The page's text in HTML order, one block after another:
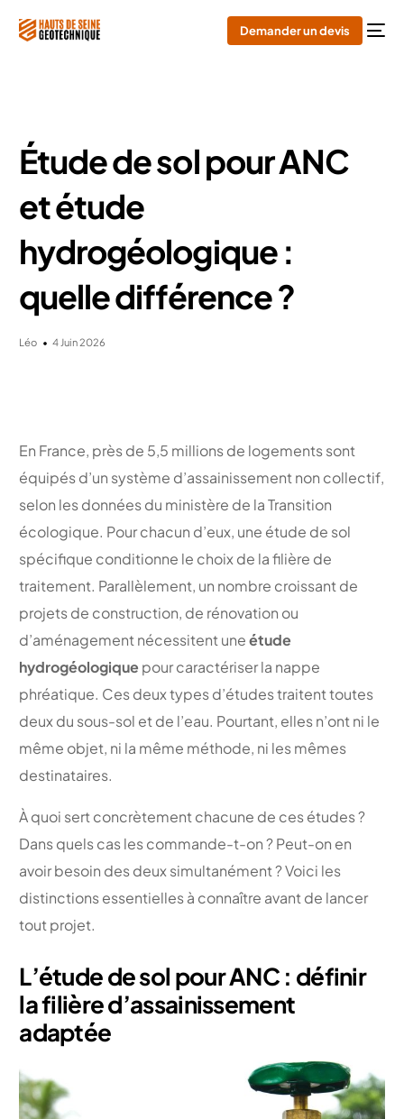
Demander un devis
Étude de sol pour ANC
et étude
hydrogéologique :
quelle différence ?
Léo 4 Juin 2026
En France, près de 5,5 millions de logements sont
équipés d’un système d’assainissement non collectif,
selon les données du ministère de la Transition
écologique. Pour chacun d’eux, une étude de sol
spécifique conditionne le choix de la filière de
traitement. Parallèlement, un nombre croissant de
projets de construction, de rénovation ou
d’aménagement nécessitent uneétude
hydrogéologique pour caractériser la nappe
phréatique. Ces deux types d’études traitent toutes
deux du sous-sol et de l’eau. Pourtant, elles n’ont ni le
même objet, ni la même méthode, ni les mêmes
destinataires.
À quoi sert concrètement chacune de ces études ?
Dans quels cas les commande-t-on ? Peut-on en
avoir besoin des deux simultanément ? Voici les
distinctions essentielles à connaître avant de lancer
tout projet.
L’étude de sol pour ANC : définir
la filière d’assainissement
adaptée